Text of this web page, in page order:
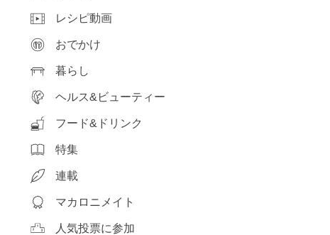
レシピ動画
おでかけ
暮らし
ヘルス&ビューティー
フード&ドリンク
特集
連載
マカロニメイト
人気投票に参加